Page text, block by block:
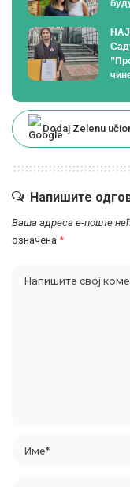
Dodaj Zelenu
Напишите
Ваша адреса е-поште
означена *